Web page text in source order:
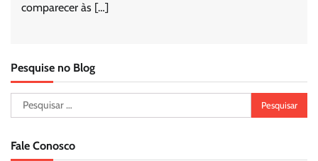
comparecer às […]
Pesquise no Blog
Pesquisar
por:
Fale Conosco